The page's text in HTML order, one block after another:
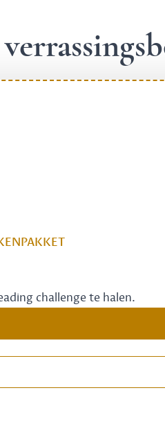
challenge te halen.